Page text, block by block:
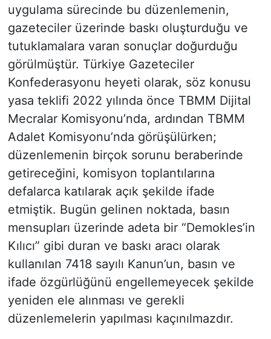
uygulama sürecinde bu düzenlemenin,
gazeteciler üzerinde baskı oluşturduğu ve
tutuklamalara varan sonuçlar doğurduğu
görülmüştür. Türkiye Gazeteciler
Konfederasyonu heyeti olarak, söz konusu
yasa teklifi 2022 yılında önce TBMM Dijital
Mecralar Komisyonu’nda, ardından TBMM
Adalet Komisyonu’nda görüşülürken;
düzenlemenin birçok sorunu beraberinde
getireceğini, komisyon toplantılarına
defalarca katılarak açık şekilde ifade
etmiştik. Bugün gelinen noktada, basın
mensupları üzerinde adeta bir “Demokles’in
Kılıcı” gibi duran ve baskı aracı olarak
kullanılan 7418 sayılı Kanun’un, basın ve
ifade özgürlüğünü engellemeyecek şekilde
yeniden ele alınması ve gerekli
düzenlemelerin yapılması kaçınılmazdır.